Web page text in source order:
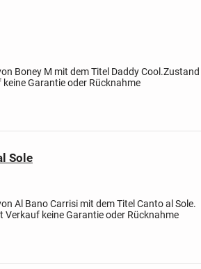
Boney M mit dem Titel Daddy Cool.Zustand
Garantie oder Rücknahme
Sole
Al Bano Carrisi mit dem Titel Canto al Sole.
Verkauf keine Garantie oder Rücknahme